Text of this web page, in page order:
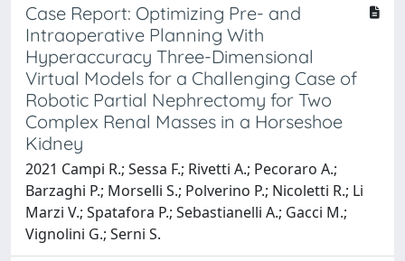
Case Report: Optimizing Pre- and
Intraoperative Planning With
Hyperaccuracy Three-Dimensional
Virtual Models for a Challenging Case of
Robotic Partial Nephrectomy for Two
Complex Renal Masses in a Horseshoe
Kidney
2021 Campi R.; Sessa F.; Rivetti A.; Pecoraro A.;
Barzaghi P.; Morselli S.; Polverino P.; Nicoletti R.; Li
Marzi V.; Spatafora P.; Sebastianelli A.; Gacci M.;
Vignolini G.; Serni S.